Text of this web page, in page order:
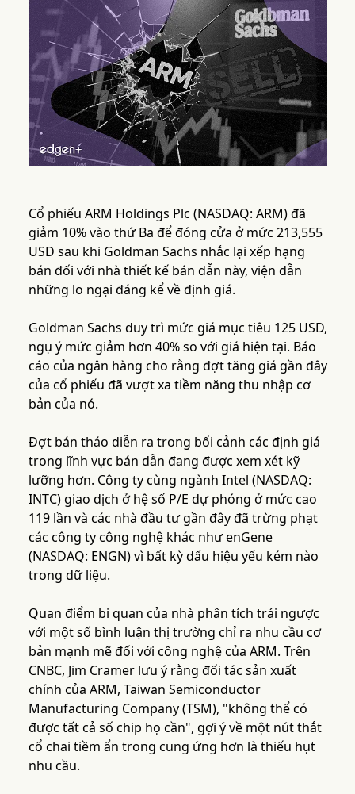
Cổ phiếu ARM Holdings Plc (NASDAQ: ARM) đã
giảm 10% vào thứ Ba để đóng cửa ở mức 213,555
USD sau khi Goldman Sachs nhắc lại xếp hạng
bán đối với nhà thiết kế bán dẫn này, viện dẫn
những lo ngại đáng kể về định giá.
Goldman Sachs duy trì mức giá mục tiêu 125 USD,
ngụ ý mức giảm hơn 40% so với giá hiện tại. Báo
cáo của ngân hàng cho rằng đợt tăng giá gần đây
của cổ phiếu đã vượt xa tiềm năng thu nhập cơ
bản của nó.
Đợt bán tháo diễn ra trong bối cảnh các định giá
trong lĩnh vực bán dẫn đang được xem xét kỹ
lưỡng hơn. Công ty cùng ngành Intel (NASDAQ:
INTC) giao dịch ở hệ số P/E dự phóng ở mức cao
119 lần và các nhà đầu tư gần đây đã trừng phạt
các công ty công nghệ khác như enGene
(NASDAQ: ENGN) vì bất kỳ dấu hiệu yếu kém nào
trong dữ liệu.
Quan điểm bi quan của nhà phân tích trái ngược
với một số bình luận thị trường chỉ ra nhu cầu cơ
bản mạnh mẽ đối với công nghệ của ARM. Trên
CNBC, Jim Cramer lưu ý rằng đối tác sản xuất
chính của ARM, Taiwan Semiconductor
Manufacturing Company (TSM), "không thể có
được tất cả số chip họ cần", gợi ý về một nút thắt
cổ chai tiềm ẩn trong cung ứng hơn là thiếu hụt
nhu cầu.